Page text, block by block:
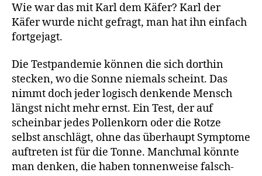
Wie war das mit Karl dem Käfer? Karl der
Käfer wurde nicht gefragt, man hat ihn einfach
fortgejagt.
Die Testpandemie können die sich dorthin
stecken, wo die Sonne niemals scheint. Das
nimmt doch jeder logisch denkende Mensch
längst nicht mehr ernst. Ein Test, der auf
scheinbar jedes Pollenkorn oder die Rotze
selbst anschlägt, ohne das überhaupt Symptome
auftreten ist für die Tonne. Manchmal könnte
man denken, die haben tonnenweise falsch-